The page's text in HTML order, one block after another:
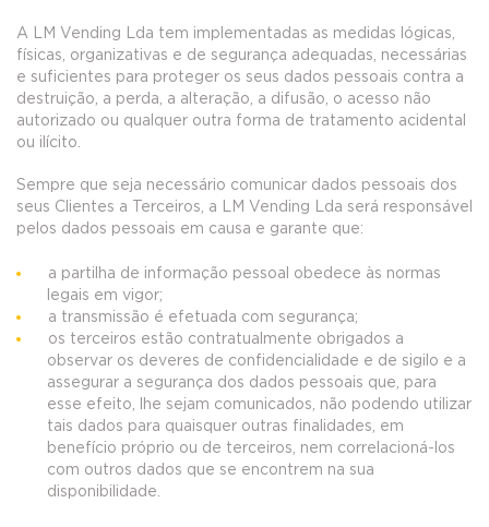
A LM Vending Lda tem implementadas as medidas lógicas,
físicas, organizativas e de segurança adequadas, necessárias
e suficientes para proteger os seus dados pessoais contra a
destruição, a perda, a alteração, a difusão, o acesso não
autorizado ou qualquer outra forma de tratamento acidental
ou ilícito.
Sempre que seja necessário comunicar dados pessoais dos
seus Clientes a Terceiros, a LM Vending Lda será responsável
pelos dados pessoais em causa e garante que:
a partilha de informação pessoal obedece às normas
legais em vigor;
a transmissão é efetuada com segurança;
os terceiros estão contratualmente obrigados a
observar os deveres de confidencialidade e de sigilo e a
assegurar a segurança dos dados pessoais que, para
esse efeito, lhe sejam comunicados, não podendo utilizar
tais dados para quaisquer outras finalidades, em
benefício próprio ou de terceiros, nem correlacioná-los
com outros dados que se encontrem na sua
disponibilidade.